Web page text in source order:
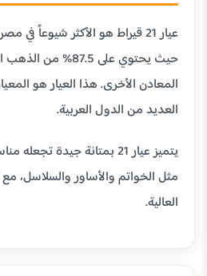
عيار 21 قيراط هو الأكثر شيوعاً
المعادن الأخرى. هذا العيار هو
العديد من الدول العربية.
يتميز عيار 21 بمتانة جيدة
مثل الخواتم والأساور والسلاسل،
العالية.